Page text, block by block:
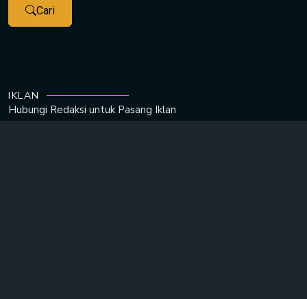
Cari
IKLAN
Hubungi Redaksi untuk Pasang Iklan